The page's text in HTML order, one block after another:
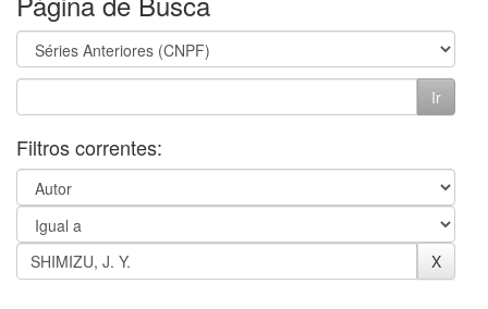
Filtros correntes: